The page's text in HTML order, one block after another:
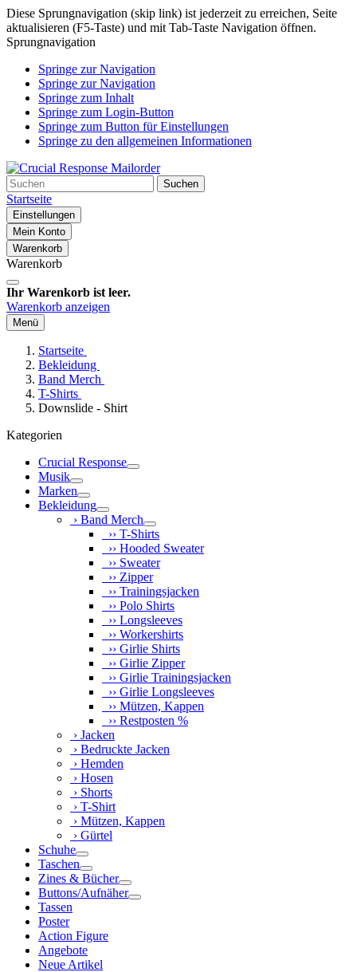
Diese Sprungnavigation (skip link) ist jederzeit zu erreichen, Seite
aktualisieren (F5-Taste) und mit Tab-Taste Navigation öffnen.
Sprungnavigation
Springe zur Navigation
Springe zur Navigation
Springe zum Inhalt
Springe zum Login-Button
Springe zum Button für Einstellungen
Springe zu den allgemeinen Informationen
Suchen
Startseite
Einstellungen
Mein Konto
Warenkorb
Warenkorb
Ihr Warenkorb ist leer.
Warenkorb anzeigen
Menü
Startseite
Bekleidung
Band Merch
T-Shirts
Downslide - Shirt
Kategorien
Crucial Response
Musik
Marken
Bekleidung
› Band Merch
›› T-Shirts
›› Hooded Sweater
›› Sweater
›› Zipper
›› Trainingsjacken
›› Polo Shirts
›› Longsleeves
›› Workershirts
›› Girlie Shirts
›› Girlie Zipper
›› Girlie Trainingsjacken
›› Girlie Longsleeves
›› Mützen, Kappen
›› Restposten %
› Jacken
› Bedruckte Jacken
› Hemden
› Hosen
› Shorts
› T-Shirt
› Mützen, Kappen
› Gürtel
Schuhe
Taschen
Zines & Bücher
Buttons/Aufnäher
Tassen
Poster
Action Figure
Angebote
Neue Artikel